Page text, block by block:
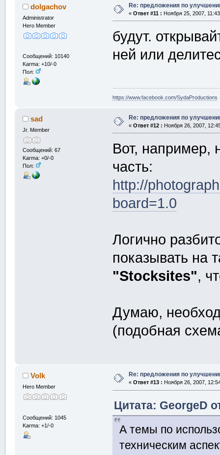
dolgachov
Administrator
Hero Member
Сообщений: 10140
Karma: +10/-0
Пол:
Re: предложения по
« Ответ #11 : Ноября 25, 2007,
будут.
ней или
https://www.facebook.com/SydaProductions
sad
Jr. Member
Сообщений: 67
Karma: +0/-0
Пол:
Re: предложения по
« Ответ #12 : Ноября 26, 2007,
Вот, например,
часть:
http://
board=1.0
Логично
показывать на
"Stocksites",
Думаю,
(подобная
Volk
Hero Member
Сообщений: 1045
Karma: +1/-0
Re: предложения по
« Ответ #13 : Ноября 26, 2007,
Цитата: GeorgeD
А темы по
техническим